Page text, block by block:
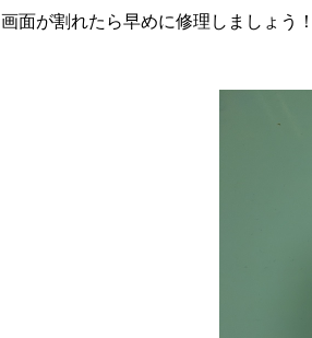
画面が割れたら早めに修理しましょう！